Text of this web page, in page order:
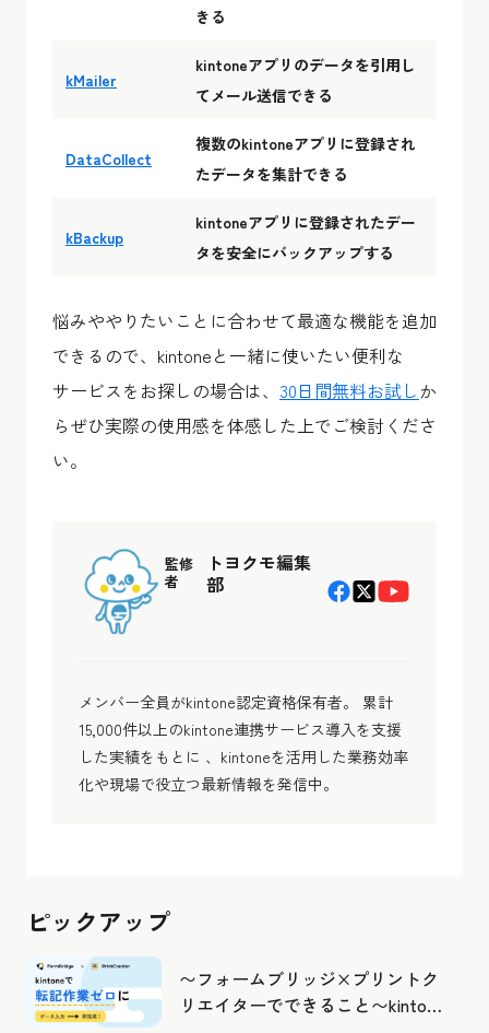
きる
kMailer
kintoneアプリのデータを引用し
てメール送信できる
DataCollect
複数のkintoneアプリに登録され
たデータを集計できる
kBackup
kintoneアプリに登録されたデー
タを安全にバックアップする
悩みややりたいことに合わせて最適な機能を追加
できるので、kintoneと一緒に使いたい便利な
サービスをお探しの場合は、 30日間無料お試しか
らぜひ実際の使用感を体感した上でご検討くださ
い。
監修
者
トヨクモ編集
部
メンバー全員がkintone認定資格保有者。 累計
15,000件以上のkintone連携サービス導入を支援
した実績をもとに 、kintoneを活用した業務効率
化や現場で役立つ最新情報を発信中。
ピックアップ
〜フォームブリッジ×プリントク
リエイターでできること〜kintone